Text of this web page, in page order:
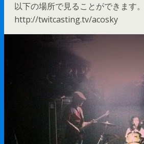
以下の場所で見ることができます。
http://twitcasting.tv/acosky